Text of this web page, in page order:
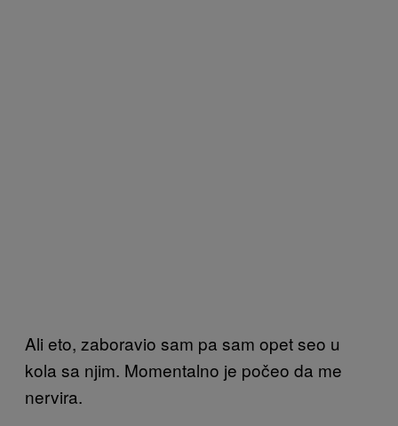
Ali eto, zaboravio sam pa sam opet seo u
kola sa njim. Momentalno je počeo da me
nervira.